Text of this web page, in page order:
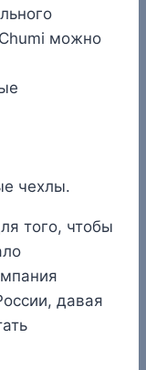
можно
чехлы.
того, чтобы
давая